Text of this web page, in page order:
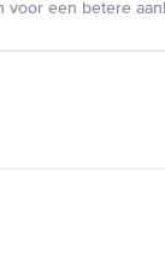
voor een betere